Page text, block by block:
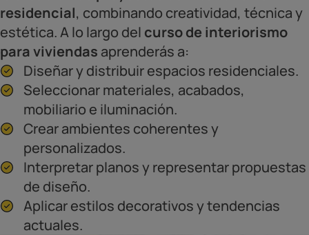
residencial, combinando creatividad, técnica y
estética. A lo largo del curso de interiorismo
para viviendas aprenderás a:
Diseñar y distribuir espacios residenciales.
Seleccionar materiales, acabados,
mobiliario e iluminación.
Crear ambientes coherentes y
personalizados.
Interpretar planos y representar propuestas
de diseño.
Aplicar estilos decorativos y tendencias
actuales.